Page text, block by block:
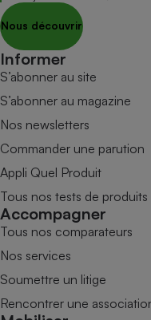
Nous découvrir
Informer
S’abonner au site
S’abonner au magazine
Nos newsletters
Commander une parution
Appli Quel Produit
Tous nos tests de produits
Accompagner
Tous nos comparateurs
Nos services
Soumettre un litige
Rencontrer une